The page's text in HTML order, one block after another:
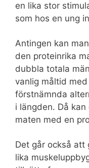
en lika stor
som hos en ung
Antingen kan
den proteinrika
dubbla totala
vanlig måltid
förstnämnda
i längden. Då
maten med en
Det går också att
lika